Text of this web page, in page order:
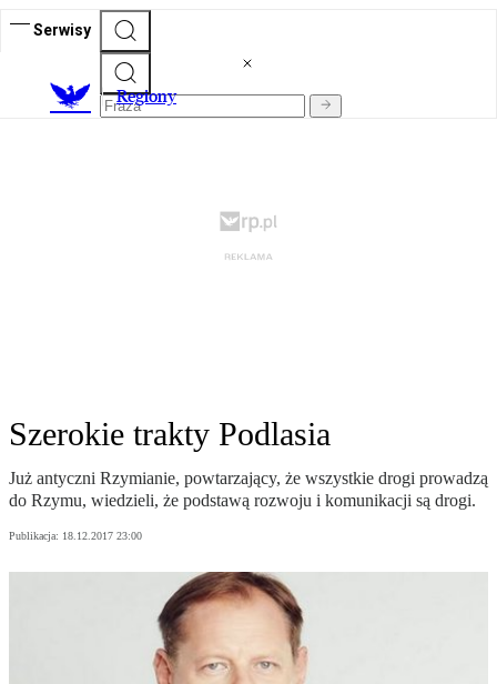
Serwisy
Regiony
Szerokie trakty Podlasia
Już antyczni Rzymianie, powtarzający, że wszystkie drogi prowadzą
do Rzymu, wiedzieli, że podstawą rozwoju i komunikacji są drogi.
Publikacja: 18.12.2017 23:00